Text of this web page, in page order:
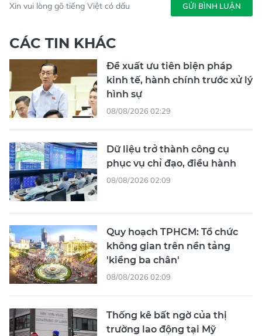
Xin vui lòng gõ tiếng Việt có dấu GỬI BÌNH LUẬN
CÁC TIN KHÁC
Đề xuất ưu tiên biện pháp
kinh tế, hành chính trước xử lý
hình sự
08/08/2026 02:29
Dữ liệu trở thành công cụ
phục vụ chỉ đạo, điều hành
08/08/2026 02:09
Quy hoạch TPHCM: Tổ chức
không gian trên nền tảng
'kiềng ba chân'
08/08/2026 02:09
Thống kê bất ngờ của thị
trường lao động tại Mỹ